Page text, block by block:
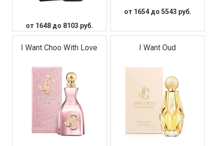
от 1648 до 8103 руб.
от 1654 до 5543 руб.
I Want Choo With Love I Want Oud